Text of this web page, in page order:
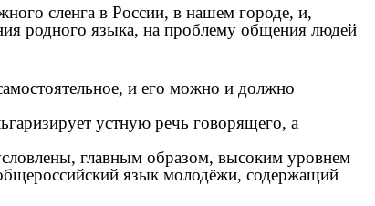
сленга в России, в нашем городе, и,
родного языка, на проблему общения людей
и его можно и должно
устную речь говорящего, а
главным образом, высоким уровнем
язык молодёжи, содержащий